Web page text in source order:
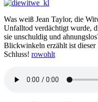
Der
so
kalt
Was weiß Jean Taylor, die
Unfalltod verdächtigt wurde,
sie unschuldig und
Blickwinkeln erzählt ist dieser
Schluss! rowohlt